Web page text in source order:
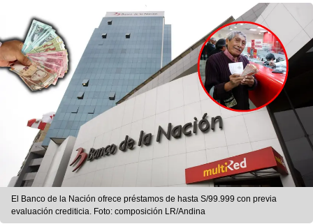
El Banco de la Nación ofrece préstamos de hasta S/99.999 con previa
evaluación crediticia. Foto: composición LR/Andina